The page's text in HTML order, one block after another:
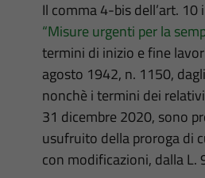
Il comma 4-bis dell’art.
“Misure urgenti per la
termini di inizio e fine
agosto 1942, n. 1150,
nonchè i termini dei
31 dicembre 2020, sono
usufruito della proroga di
con modificazioni, dalla L.